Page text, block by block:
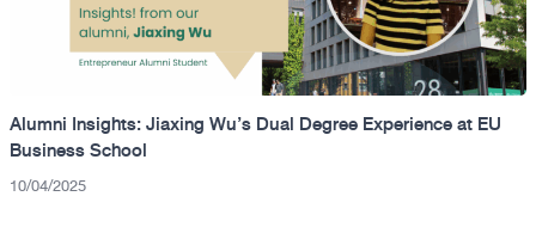
Alumni Insights: Jiaxing Wu’s Dual Degree Experience at EU
Business School
10/04/2025